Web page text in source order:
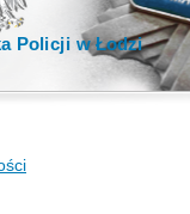
Policji w Łodzi